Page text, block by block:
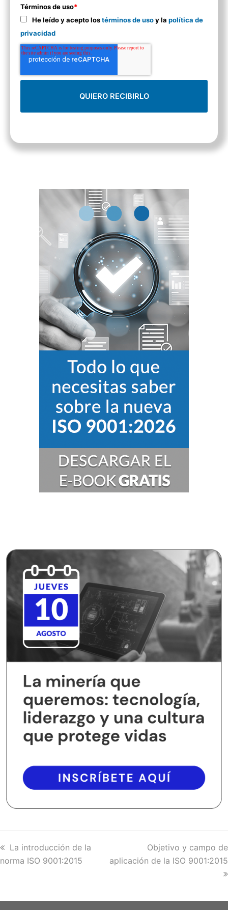
Términos de uso*
He leído y acepto lostérminos de usoy la política de
privacidad
previous
post:
La introducción de la
norma ISO 9001:2015
next
post:
Objetivo y campo de
aplicación de la ISO 9001:2015